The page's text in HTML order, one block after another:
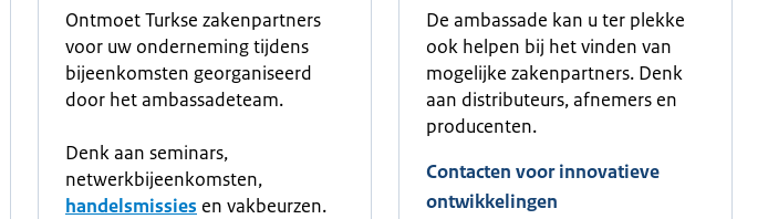
Ontmoet Turkse zakenpartners
voor uw onderneming tijdens
bijeenkomsten georganiseerd
door het ambassadeteam.
Denk aan seminars,
netwerkbijeenkomsten,
handelsmissies en vakbeurzen.
De ambassade kan u ter plekke
ook helpen bij het vinden van
mogelijke zakenpartners. Denk
aan distributeurs, afnemers en
producenten.
Contacten voor innovatieve
ontwikkelingen